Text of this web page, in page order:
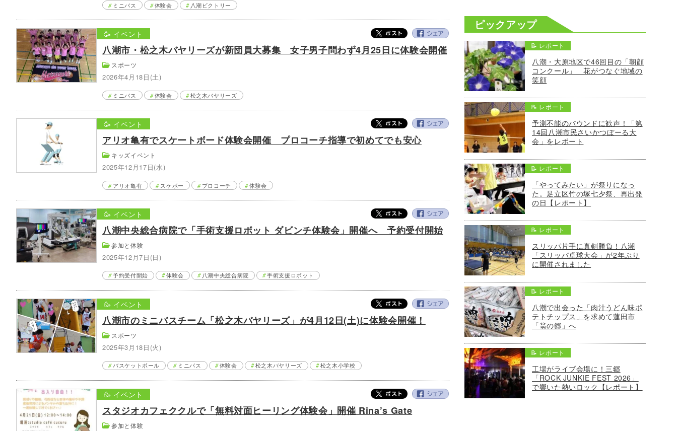
ミニバス 体験会 八潮ビクトリー
八潮市・松之木バヤリーズが新団員大募集 女子男子問わず4月25日に体験会開催
スポーツ
2026年4月18日(土)
🥳 イベント
ミニバス 体験会 松之木バヤリーズ
アリオ亀有でスケートボード体験会開催 プロコーチ指導で初めてでも安心
キッズイベント
2025年12月17日(水)
🥳 イベント
アリオ亀有 スケボー プロコーチ 体験会
八潮中央総合病院で「手術支援ロボット ダビンチ体験会」開催へ 予約受付開始
参加と体験
2025年12月7日(日)
🥳 イベント
予約受付開始 体験会 八潮中央総合病院 手術支援ロボット
八潮市のミニバスチーム「松之木バヤリーズ」が4月12日(土)に体験会開催！
スポーツ
2025年3月18日(火)
🥳 イベント
バスケットボール ミニバス 体験会 松之木バヤリーズ 松之木小学校
スタジオカフェククルで「無料対面ヒーリング体験会」開催 Rina’s Gate
参加と体験
🥳 イベント
ピックアップ
📝 レポート
八潮・大原地区で46回目の「朝顔
コンクール」 花がつなぐ地域の
笑顔
📝 レポート
予測不能のバウンドに歓声！「第
14回八潮市民さいかつぼーる大
会」をレポート
📝 レポート
「やってみたい」が祭りになっ
た。足立区竹の塚七夕祭、再出発
の日【レポート】
📝 レポート
スリッパ片手に真剣勝負！八潮
「スリッパ卓球大会」が2年ぶり
に開催されました
📝 レポート
八潮で出会った「肉汁うどん味ポ
テトチップス」を求めて蓮田市
「翁の郷」へ
📝 レポート
工場がライブ会場に！三郷
「ROCK JUNKIE FEST 2026」
で響いた熱いロック【レポート】